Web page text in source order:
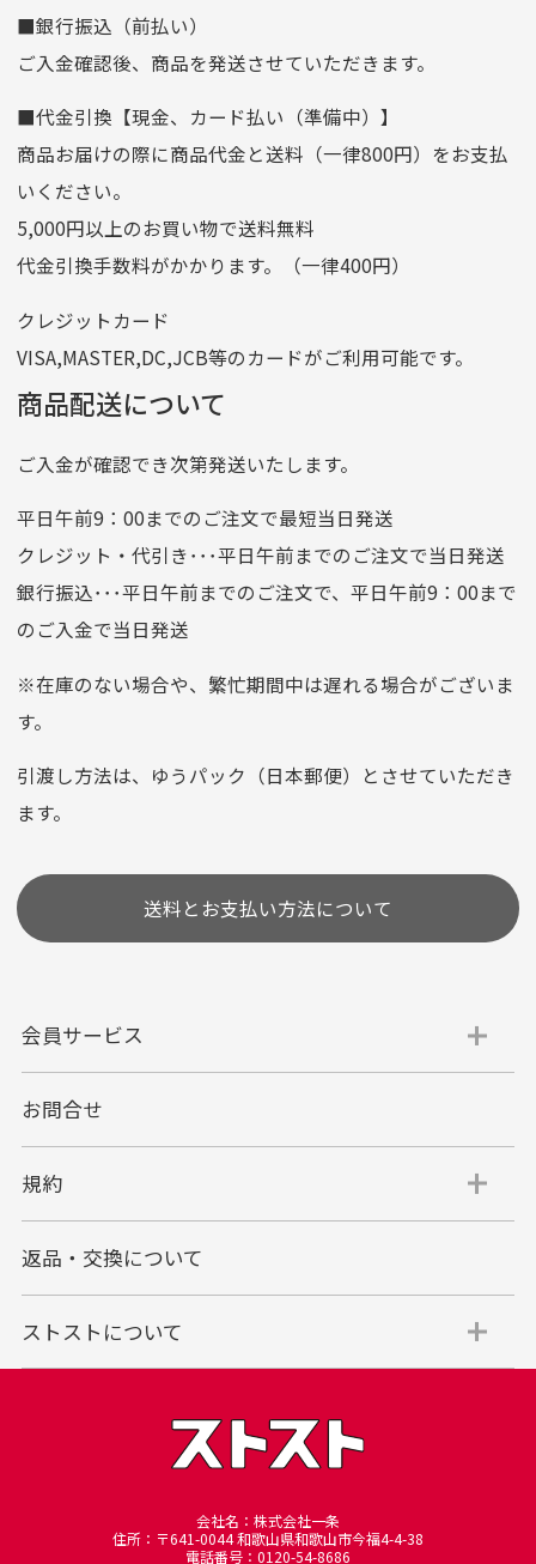
口座種別
普通
口座番号
0255557
口座名義
株式会社一条
ゆうちょ銀行
ゆうちょ間
記号
14710
他銀行から
店名
四七八（読みヨンナナハチ）
店番
478
預金種目
普通預金
口座番号
0776226
口座名義
株式会社一条
クレジットカード
選びいただけない場合がございます。
代金引換
代引手数料一律400円
す。
代金引換でのお支払い方法は現金のみとなりま
す。
商品代金＋送料(全国一律800円)＋代引手数料(一
律400円)＝合計金額
までとさせていただきます。
30万円を超える場合は銀行振り込みをご利用されるようお願
※商品発送後一定期間が過ぎてもお受け取り頂けない場合、
当店に返却されますのでご注意下さいませ、再発送の場合は
■銀行振込（前払い）
ご入金確認後、商品を発送させていただきます。
■代金引換【現金、カード払い（準備中）】
商品お届けの際に商品代金と送料（一律800円）をお支払
いください。
5,000円以上のお買い物で送料無料
代金引換手数料がかかります。（一律400円）
クレジットカード
VISA,MASTER,DC,JCB等のカードがご利用可能です。
商品配送について
ご入金が確認でき次第発送いたします。
平日午前9：00までのご注文で最短当日発送
クレジット・代引き･･･平日午前までのご注文で当日発送
銀行振込･･･平日午前までのご注文で、平日午前9：00まで
のご入金で当日発送
※在庫のない場合や、繁忙期間中は遅れる場合がございま
す。
引渡し方法は、ゆうパック（日本郵便）とさせていただき
ます。
送料とお支払い方法について
会員サービス
お問合せ
規約
返品・交換について
ストストについて
会社名：株式会社一条
住所：〒641-0044 和歌山県和歌山市今福4-4-38
電話番号：0120-54-8686